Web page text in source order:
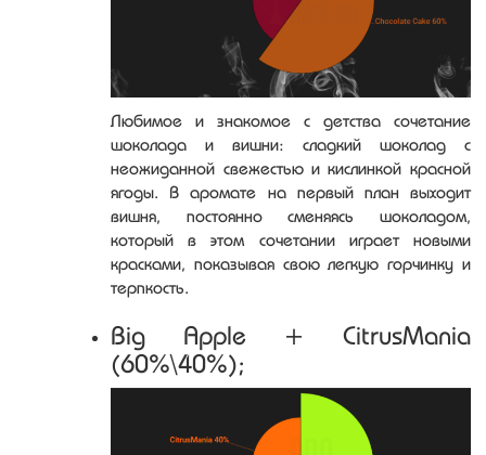
Любимое и знакомое с детства сочетание
шоколада и вишни: сладкий шоколад с
неожиданной свежестью и кислинкой красной
ягоды. В аромате на первый план выходит
вишня, постоянно сменяясь шоколадом,
который в этом сочетании играет новыми
красками, показывая свою легкую горчинку и
терпкость.
Big Apple + CitrusMania
(60%\40%);